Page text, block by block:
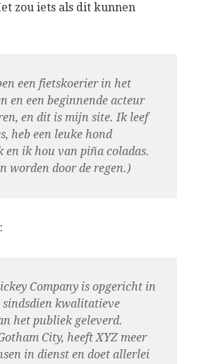
zou iets als dit kunnen
een fietskoerier in het
en een beginnende acteur
en dit is mijn site. Ik leef
heb een leuke hond
en ik hou van piña coladas.
worden door de regen.)
Company is opgericht in
sindsdien kwalitatieve
het publiek geleverd.
City, heeft XYZ meer
in dienst en doet allerlei